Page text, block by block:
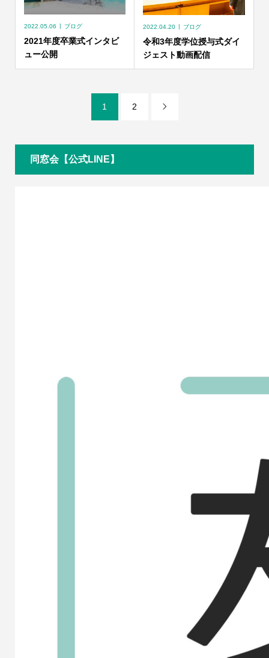
2022.05.06 ブログ
2021年度卒業式インタビ
ュー公開
2022.04.20 ブログ
令和3年度学位授与式ダイ
ジェスト動画配信
1 2 
同窓会【公式LINE】